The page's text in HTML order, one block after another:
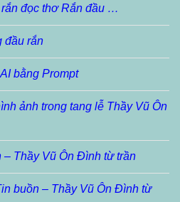
đọc thơ Rắn đầu …
đầu rắn
bằng Prompt
ảnh trong tang lễ Thầy Vũ Ôn
– Thầy Vũ Ôn Đình từ trần
buồn – Thầy Vũ Ôn Đình từ